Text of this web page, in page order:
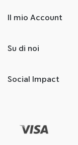
Il mio Account
Su di noi
Social Impact